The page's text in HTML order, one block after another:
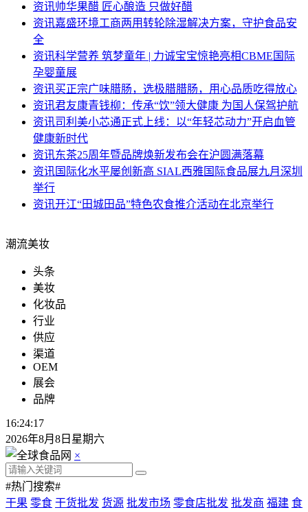
资讯帅华果醋 匠心酿造 只做好醋
资讯嘉盛环境工商两用转轮除湿解决方案，守护食品安
全
资讯科学营养 筑梦童年 | 力诚宝宝惊艳亮相CBME国际
孕婴童展
资讯买正宗广味腊肠，选极腊腊肠，用心品质吃得放心
资讯君友康青钱柳：传承“饮”领大健康 为国人保驾护航
资讯司利美小芯通正式上线：以“年轻芯动力”开启血管
健康新时代
资讯东茶25周年暨品牌焕新发布会在沪圆满落幕
资讯国际化水平屡创新高 SIAL西雅国际食品展九月深圳
举行
资讯开江“田城田品”特色农食推介活动在北京举行
潮流美妆
头条
美妆
化妆品
行业
供应
渠道
OEM
展会
品牌
16:24:17
2026年8月8日星期六
×
#热门搜索#
干果 零食 干货批发 货源 批发市场 零食店批发 批发商 福建 食